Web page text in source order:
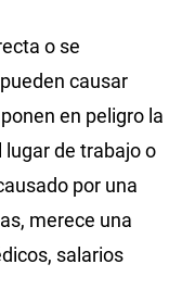
o se
causar
en peligro la
lugar de trabajo o
por una
merece una
salarios